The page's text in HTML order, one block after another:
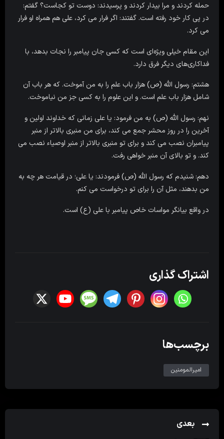
حمله کردند و مرا بیدار کردند و پرسیدند: دوست تو کجاست؟ گفتم:
در پى کار خود رفته است. گفتند: اگر فرار مى کرد، على هم همراه او فرار
مى کرد.
این مقام خیلی ویژه‌ای است که کسی جان پیامبر را نجات بدهد، با
فداکاری‌های دیگر فرق دارد.
هشتم: رسول اللّه (ص) هزار باب علم را به من آموخت. که هر باب آن
شامل هزار باب علم است. و این علوم را به کسى جز من نیاموخت.
نهم: رسول اللّه (ص) به من فرمود: یا على زمانى که خداوند اولین و
آخرین را در روز محشر جمع مى کند، براى من منبرى بالاتر از منبر
پیامبران نصب مى کند و براى تو منبرى بالاتر از منبر اوصیاء نصب مى
کند. و تو بالاى آن منبر خواهى رفت.
دهم: شنیدم که رسول اللّه (ص) فرمودند: یا على؛ در قیامت هر چه به
من بدهند، مثل آن را براى تو درخواست مى کنم.
در واقع بیانگر مواسات خاص پیامبر با علی (ع) است.
اشتراک گذاری
برچسب‌ها
امیرالمومنین
بعدی